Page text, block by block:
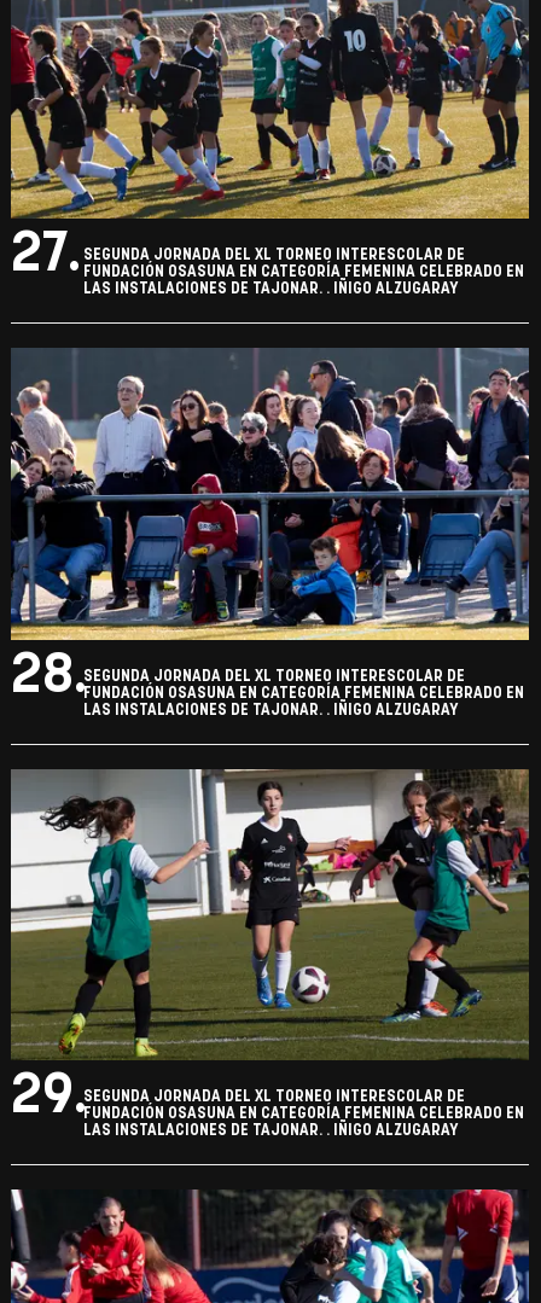
27. SEGUNDA JORNADA DEL XL TORNEO INTERESCOLAR DE
FUNDACIÓN OSASUNA EN CATEGORÍA FEMENINA CELEBRADO EN
LAS INSTALACIONES DE TAJONAR. . IÑIGO ALZUGARAY
28.SEGUNDA JORNADA DEL XL TORNEO INTERESCOLAR DE
FUNDACIÓN OSASUNA EN CATEGORÍA FEMENINA CELEBRADO EN
LAS INSTALACIONES DE TAJONAR. . IÑIGO ALZUGARAY
29.SEGUNDA JORNADA DEL XL TORNEO INTERESCOLAR DE
FUNDACIÓN OSASUNA EN CATEGORÍA FEMENINA CELEBRADO EN
LAS INSTALACIONES DE TAJONAR. . IÑIGO ALZUGARAY